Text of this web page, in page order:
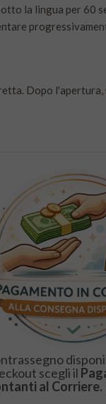
la lingua per 60
Dopo
scegli il
al Corriere.